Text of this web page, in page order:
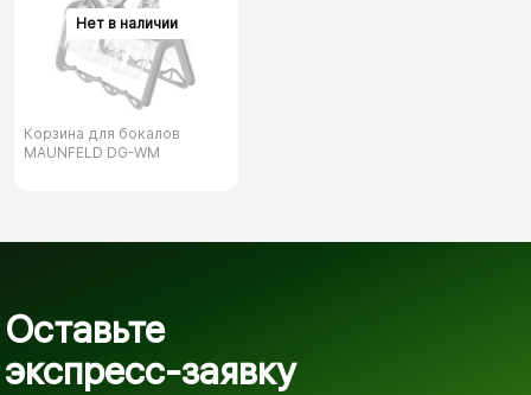
Корзина для бокалов
MAUNFELD DG-WM
Оставьте
экспресс-заявку